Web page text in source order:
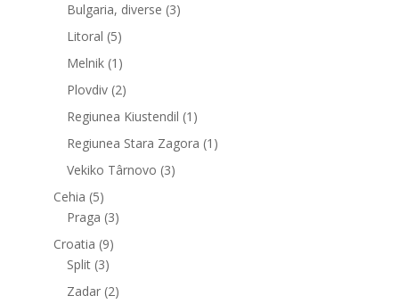
Bulgaria, diverse (3)
Litoral (5)
Melnik(1)
Plovdiv(2)
Regiunea Kiustendil (1)
Regiunea Stara Zagora (1)
Vekiko Târnovo (3)
Cehia (5)
Praga (3)
Croatia (9)
Split(3)
Zadar(2)